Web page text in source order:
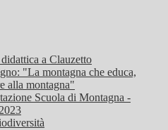
a Clauzetto
"La montagna che educa,
alla montagna"
Scuola di Montagna -